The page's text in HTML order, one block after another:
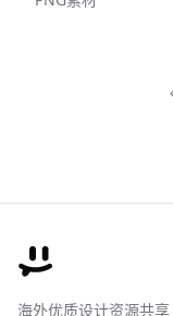
海外优质设计资源共享